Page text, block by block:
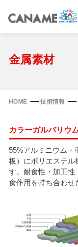
028-663-
ホーム
スタンディン
富士ライン55
フリーハッ
フラットライン
エコウェーブ
横葺き屋根
カナディー
タイマルーフ
タイマルーフ
カナメ一文字
金属瓦
洋瓦王(ヨウガ
Vi65
Vi65 PLUS
換気棟システム
屋根の改修
施工事例
金属素材
HOME 技術情報
カラーガルバリウ
55%アルミニウム・
板）にポリエステル
す。耐食性・加工性
食作用を持ち合わせ